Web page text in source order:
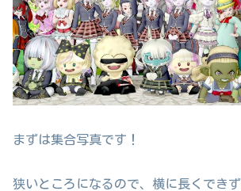
まずは集合写真です！
狭いところになるので、横に長くでき